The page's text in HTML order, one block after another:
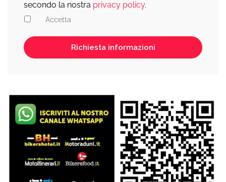
secondo la nostra privacy policy.
Accetta